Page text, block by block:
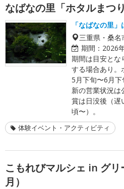
なばなの里「ホタルまつり
「なばなの里
三重県・桑名
期間： 2026
期間は目安とな
する場合あり。
5月下旬〜6月
新の営業状況は
賞は日没後（遅
頃〜）。
体験イベント・アクティビティ
こもれびマルシェ in グ
月）